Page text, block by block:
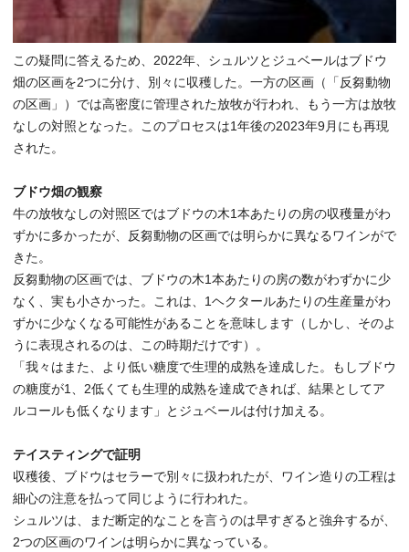
この疑問に答えるため、2022年、シュルツとジュベールはブドウ
畑の区画を2つに分け、別々に収穫した。一方の区画（「反芻動物
の区画」）では高密度に管理された放牧が行われ、もう一方は放牧
なしの対照となった。このプロセスは1年後の2023年9月にも再現
された。
ブドウ畑の観察
牛の放牧なしの対照区ではブドウの木1本あたりの房の収穫量がわ
ずかに多かったが、反芻動物の区画では明らかに異なるワインがで
きた。
反芻動物の区画では、ブドウの木1本あたりの房の数がわずかに少
なく、実も小さかった。これは、1ヘクタールあたりの生産量がわ
ずかに少なくなる可能性があることを意味します（しかし、そのよ
うに表現されるのは、この時期だけです）。
「我々はまた、より低い糖度で生理的成熟を達成した。もしブドウ
の糖度が1、2低くても生理的成熟を達成できれば、結果としてア
ルコールも低くなります」とジュベールは付け加える。
テイスティングで証明
収穫後、ブドウはセラーで別々に扱われたが、ワイン造りの工程は
細心の注意を払って同じように行われた。
シュルツは、まだ断定的なことを言うのは早すぎると強弁するが、
2つの区画のワインは明らかに異なっている。